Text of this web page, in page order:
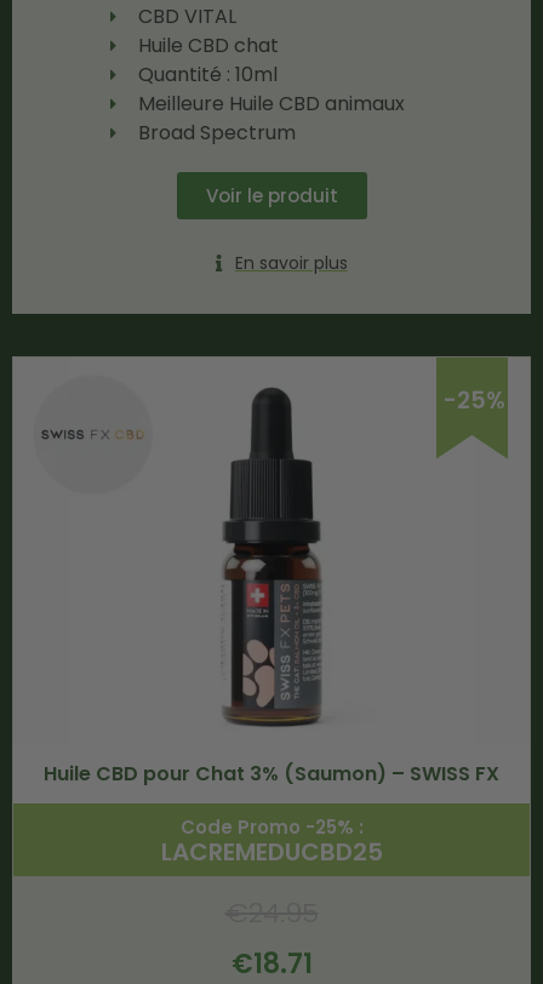
CBD VITAL
Huile CBD chat
Quantité : 10ml
Meilleure Huile CBD animaux
Broad Spectrum
Voir le produit
En savoir plus
-25%
Huile CBD pour Chat 3% (Saumon) – SWISS FX
Code Promo -25% :
LACREMEDUCBD25
€18.71